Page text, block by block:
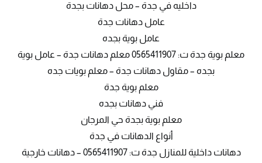
داخليه في جدة – محل دهانات بجدة
عامل دهانات جدة
عامل بوية بجده
معلم بوية جدة ت: 0565411907 معلم دهانات جدة – عامل بوية
بجده – مقاول دهانات جدة – معلم بويات جده
معلم بوية جدة
فني دهانات بجده
معلم بوية بجدة حي المرجان
أنواع الدهانات في جدة
دهانات داخلية للمنازل جدة ت: 0565411907 – دهانات خارجية